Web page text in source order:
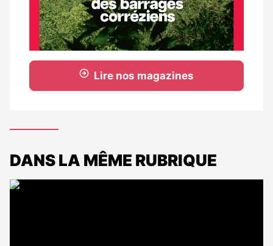
Lire nos magazines
DANS LA MÊME RUBRIQUE